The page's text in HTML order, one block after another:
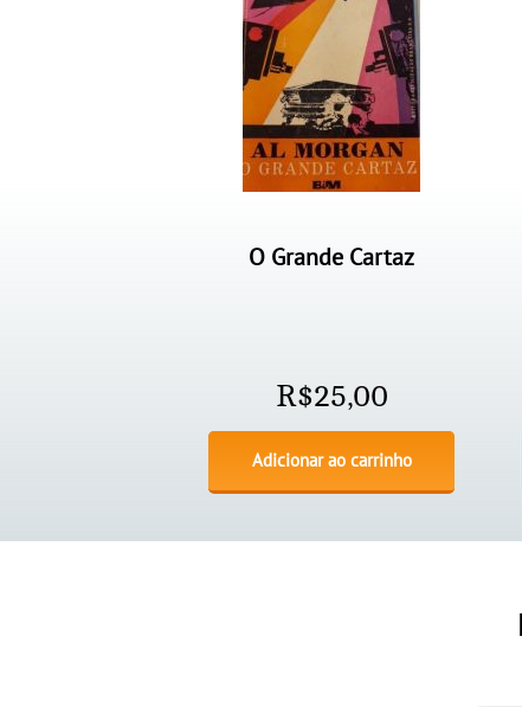
O Grande Cartaz
R$25,00
Adicionar ao carrinho